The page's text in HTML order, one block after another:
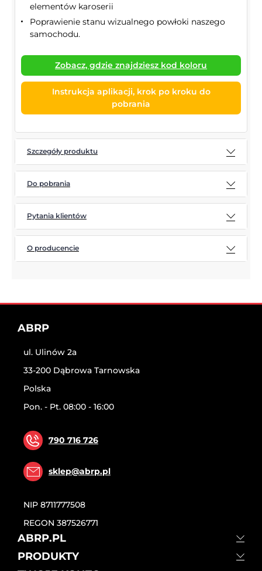
elementów karoserii
Poprawienie stanu wizualnego powłoki naszego
samochodu.
Zobacz, gdzie znajdziesz kod koloru
Instrukcja aplikacji, krok po kroku do
pobrania
Szczegóły produktu
Do pobrania
Pytania klientów
O producencie
ABRP
ul. Ulinów 2a
33-200 Dąbrowa Tarnowska
Polska
Pon. - Pt. 08:00 - 16:00
790 716 726
sklep@abrp.pl
NIP 8711777508
REGON 387526771
ABRP.PL
PRODUKTY